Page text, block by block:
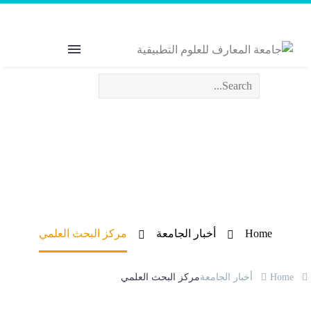
Home أخبار الجامعة مركز البحث العلمي
Home أخبار الجامعةمركز البحث العلمي